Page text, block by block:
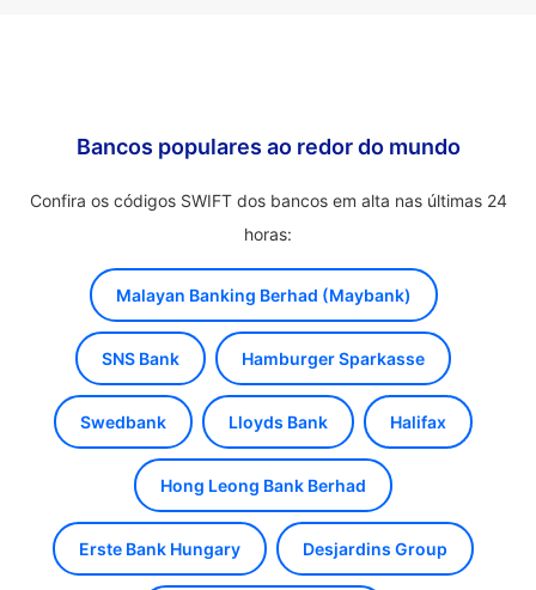
Bancos populares ao redor do mundo
Confira os códigos SWIFT dos bancos em alta nas últimas 24
horas:
Malayan Banking Berhad (Maybank)
SNS Bank Hamburger Sparkasse
Swedbank Lloyds Bank Halifax
Hong Leong Bank Berhad
Erste Bank Hungary Desjardins Group